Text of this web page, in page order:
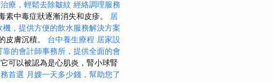
療，輕鬆去除皺紋 經絡調理服務
素中毒症狀逐漸消失和皮疹。 居
機，提供方便的飲水服務解決方案
皮膚沉積。 台中養生療程 居家設
靠的會計師事務所，提供全面的會
可以被認為是心肌炎，腎小球腎
首選 月嫂一天多少錢，幫助您了